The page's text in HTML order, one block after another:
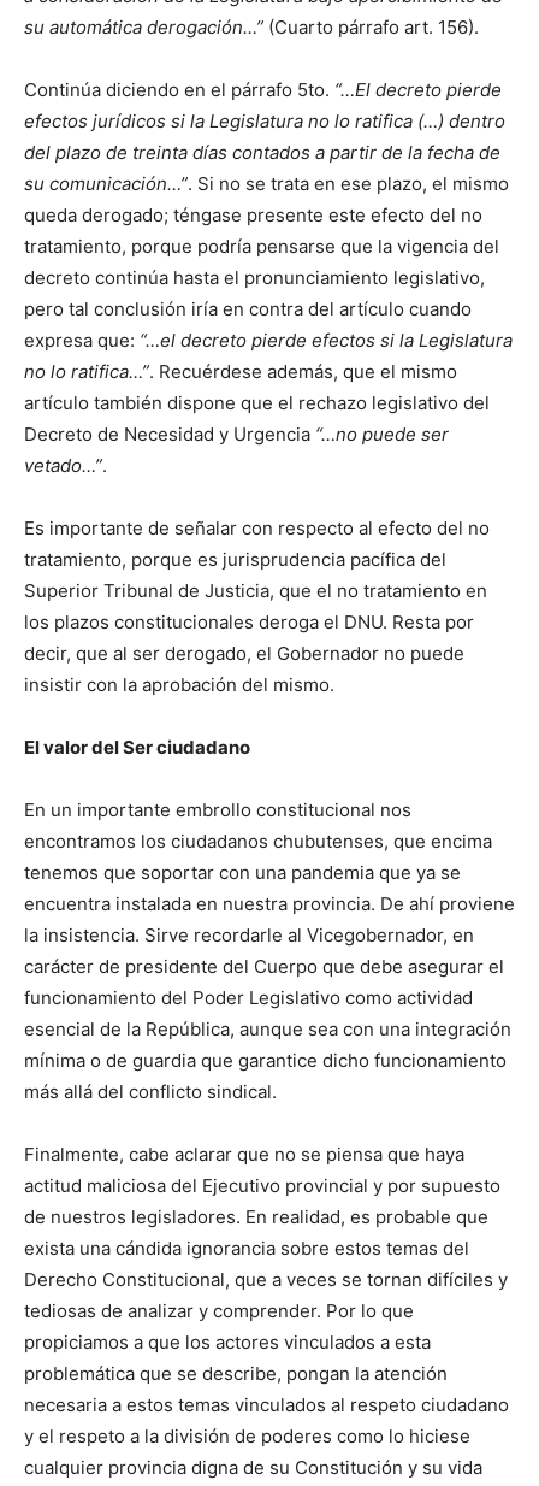
su automática derogación…” (Cuarto párrafo art. 156).
Continúa diciendo en el párrafo 5to. “…El decreto pierde
efectos jurídicos si la Legislatura no lo ratifica (…) dentro
del plazo de treinta días contados a partir de la fecha de
su comunicación…”. Si no se trata en ese plazo, el mismo
queda derogado; téngase presente este efecto del no
tratamiento, porque podría pensarse que la vigencia del
decreto continúa hasta el pronunciamiento legislativo,
pero tal conclusión iría en contra del artículo cuando
expresa que: “…el decreto pierde efectos si la Legislatura
no lo ratifica…”. Recuérdese además, que el mismo
artículo también dispone que el rechazo legislativo del
Decreto de Necesidad y Urgencia “…no puede ser
vetado…”.
Es importante de señalar con respecto al efecto del no
tratamiento, porque es jurisprudencia pacífica del
Superior Tribunal de Justicia, que el no tratamiento en
los plazos constitucionales deroga el DNU. Resta por
decir, que al ser derogado, el Gobernador no puede
insistir con la aprobación del mismo.
El valor del Ser ciudadano
En un importante embrollo constitucional nos
encontramos los ciudadanos chubutenses, que encima
tenemos que soportar con una pandemia que ya se
encuentra instalada en nuestra provincia. De ahí proviene
la insistencia. Sirve recordarle al Vicegobernador, en
carácter de presidente del Cuerpo que debe asegurar el
funcionamiento del Poder Legislativo como actividad
esencial de la República, aunque sea con una integración
mínima o de guardia que garantice dicho funcionamiento
más allá del conflicto sindical.
Finalmente, cabe aclarar que no se piensa que haya
actitud maliciosa del Ejecutivo provincial y por supuesto
de nuestros legisladores. En realidad, es probable que
exista una cándida ignorancia sobre estos temas del
Derecho Constitucional, que a veces se tornan difíciles y
tediosas de analizar y comprender. Por lo que
propiciamos a que los actores vinculados a esta
problemática que se describe, pongan la atención
necesaria a estos temas vinculados al respeto ciudadano
y el respeto a la división de poderes como lo hiciese
cualquier provincia digna de su Constitución y su vida